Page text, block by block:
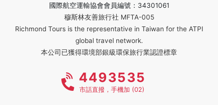
國際航空運輸協會會員編號：34301061
穆斯林友善旅行社 MFTA-005
Richmond Tours is the representative in Taiwan for the ATPI
global travel network.
本公司已獲得環境部銀級環保旅行業認證標章
4493535
市話直撥，手機加 (02)